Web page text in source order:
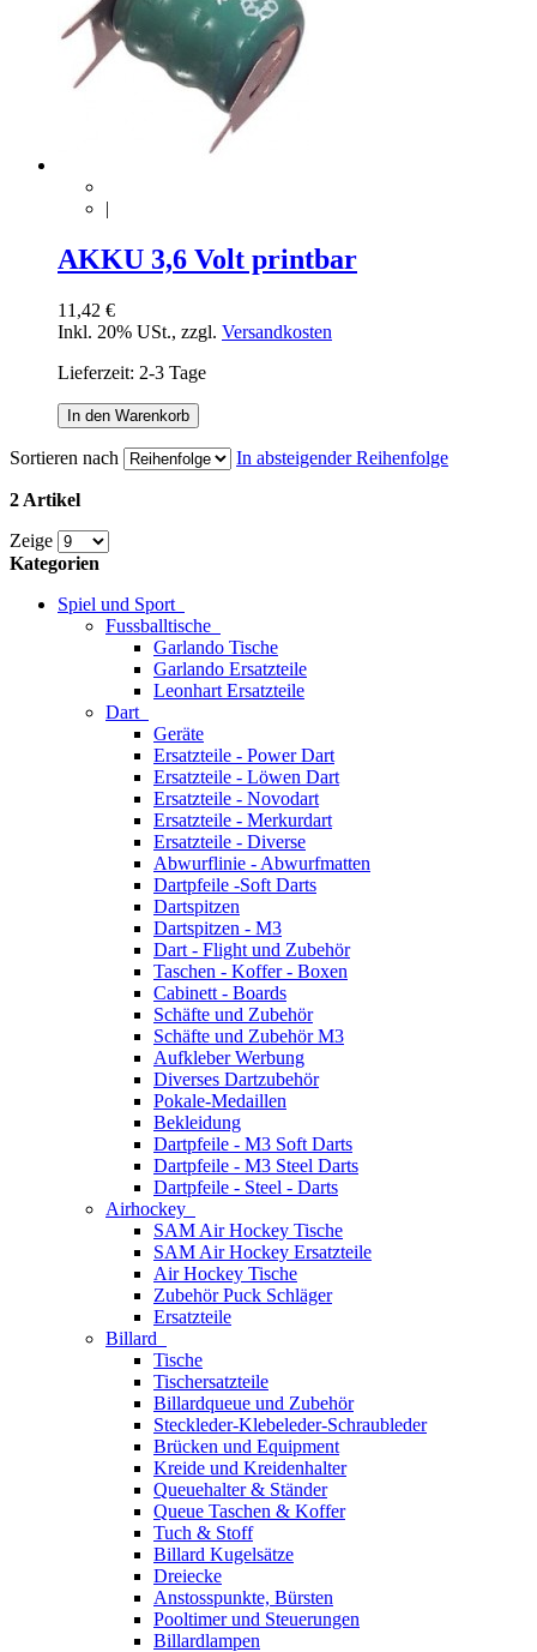
|
AKKU 3,6 Volt printbar
11,42 €
Inkl. 20% USt., zzgl. Versandkosten
Lieferzeit: 2-3 Tage
In den Warenkorb
Sortieren nach In absteigender Reihenfolge
2 Artikel
Zeige
Kategorien
Spiel und Sport
Fussballtische
Garlando Tische
Garlando Ersatzteile
Leonhart Ersatzteile
Dart
Geräte
Ersatzteile - Power Dart
Ersatzteile - Löwen Dart
Ersatzteile - Novodart
Ersatzteile - Merkurdart
Ersatzteile - Diverse
Abwurflinie - Abwurfmatten
Dartpfeile -Soft Darts
Dartspitzen
Dartspitzen - M3
Dart - Flight und Zubehör
Taschen - Koffer - Boxen
Cabinett - Boards
Schäfte und Zubehör
Schäfte und Zubehör M3
Aufkleber Werbung
Diverses Dartzubehör
Pokale-Medaillen
Bekleidung
Dartpfeile - M3 Soft Darts
Dartpfeile - M3 Steel Darts
Dartpfeile - Steel - Darts
Airhockey
SAM Air Hockey Tische
SAM Air Hockey Ersatzteile
Air Hockey Tische
Zubehör Puck Schläger
Ersatzteile
Billard
Tische
Tischersatzteile
Billardqueue und Zubehör
Steckleder-Klebeleder-Schraubleder
Brücken und Equipment
Kreide und Kreidenhalter
Queuehalter & Ständer
Queue Taschen & Koffer
Tuch & Stoff
Billard Kugelsätze
Dreiecke
Anstosspunkte, Bürsten
Pooltimer und Steuerungen
Billardlampen